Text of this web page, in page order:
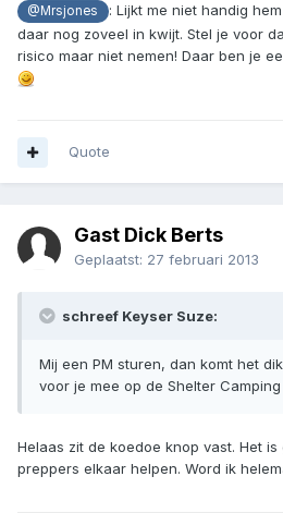
@Mrsjones
: Lijkt me niet handig
daar nog zoveel in kwijt. Stel je voor
risico maar niet nemen! Daar ben je
Quote
Gast Dick Berts
Geplaatst: 27 februari 2013
schreef Keyser Suze:
Mij een PM sturen, dan komt het
voor je mee op de Shelter
Helaas zit de koedoe knop vast. Het
preppers elkaar helpen. Word ik